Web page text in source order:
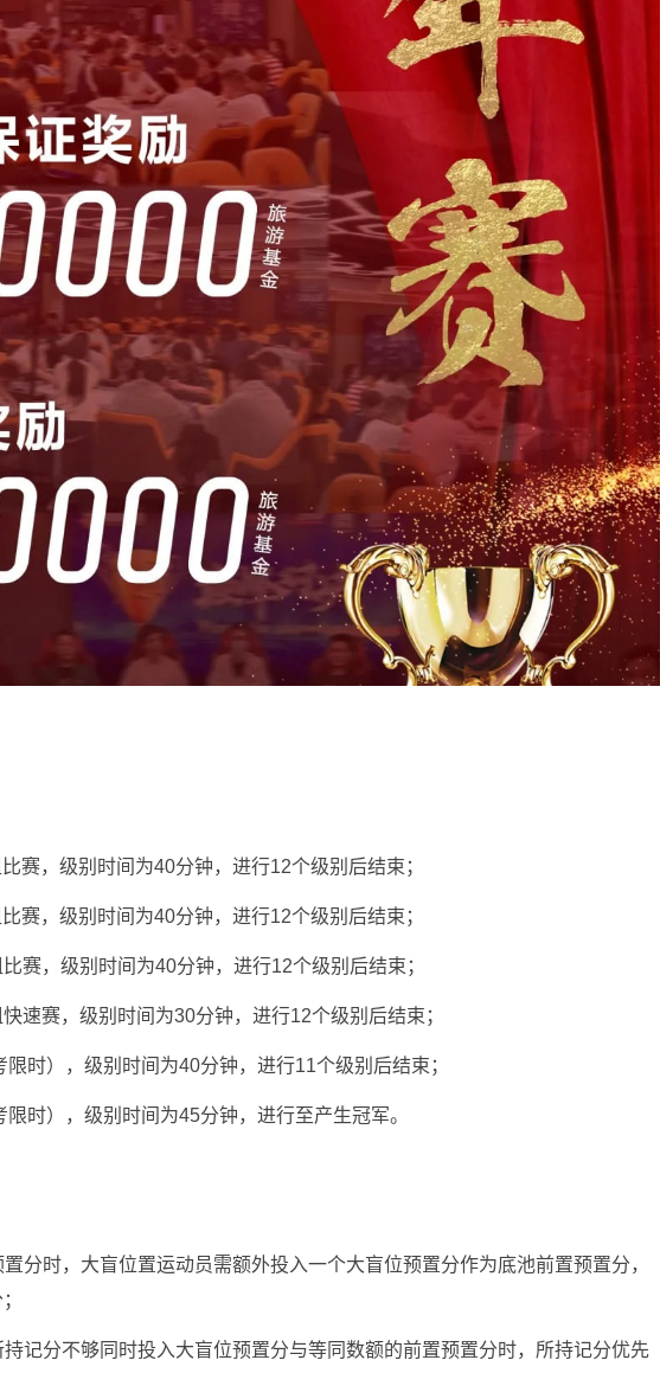
赛，级别时间为40分钟，进行12个级别后结束；
赛，级别时间为40分钟，进行12个级别后结束；
赛，级别时间为40分钟，进行12个级别后结束；
速赛，级别时间为30分钟，进行12个级别后结束；
时），级别时间为40分钟，进行11个级别后结束；
时），级别时间为45分钟，进行至产生冠军。
分时，大盲位置运动员需额外投入一个大盲位预置分作为底池前置预置分，
记分不够同时投入大盲位预置分与等同数额的前置预置分时，所持记分优先